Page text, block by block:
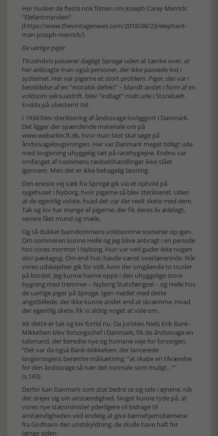
Her husker de fleste nok filmen om Joseph Carey Merrick:
”Elefantmanden”.
(https://www.thevintagenews.com/2018/08/23/elephant-
man-joseph-merrick/)
De uartige piger
Titusindvis passerer dagligt Sprogø uden at tænke over, at
her anbragte man også personer, der ikke passede ind i
systemet. Her var pigerne et stort problem. Piger, der var i
besiddelse af en ”moralsk defekt” – blandt andet i form af en
voldsom seksualdrift, blev ”indlagt” midt ude i Storebælt.
Endda på ubestemt tid.
I 1934 blev sterilisering af åndssvage lovliggjort i Danmark.
Det ligger der spændende materiale om på
www.webarkiv.ft.dk, hvor man blot skal søge på
åndssvagelovgivningen. Her var Danmark meget tidligt ude
med lovgivning uhyggelig tæt på racehygiejne. Endnu var
omfanget af nazismens rædselshandlinger ikke slået
igennem. Men det er ikke behagelig læsning.
Den eneste vej væk fra Sprogø gik via et ophold på
sygehuset i Nyborg, hvor pigerne så blev steriliseret. Uden
at de egentlig vidste, hvad det var der reelt skete med dem.
Tak og lov har mange af pigerne, der fik deres liv ødelagt,
senere fået mund og mæle.
Og så dukker barndommens voldsomme scenerier op igen.
Om sommeren kunne Helle og jeg blive anbragt i en periode
hos vores mormor i Nyborg. Hun var ved guder ikke nogen
stor pædagog. Om end hun havde været overlærerinde. Når
vores udskejelser gik for vidt, kom der omgående to trusler
på bordet. Jeg kunne havne oppe i den uhyggelige store
bygning med tremmer – Nyborg Statsfængsel – og Helle hos
de uartige piger på Sprogø. Igen mødet med dette
angstbillede, der ikke kunne andet end at skræmme. Hvad
der egentlig skete, fik vi aldrig noget at vide om.
Alt dette er tak og lov fortid nu. Da juristen Niels Erik Bank-
Mikkelsen blev forsorgschef i Danmark, fik de åndssvage en
talsmand, der beredte nye og humane veje for forsorgen.
”Det var da også Bank-Mikkelsen, der lancerede
lovgivningens berømte målsætning: ”at skabe en tilværelse
for den åndssvage så nær det normale som muligt…””
(s.143).
Derfor kan Danmark som stat bedre se sig selv i øjnene, når
det drejer sig om anstændighed. Noget kunne tyde på, at
vores nye statsminister yderligere vil bidrage til
anstændigheden ved endelig at give børnehjemsbørnene
fra Godhavn den undskyldning, de skulle have haft for
længe siden.